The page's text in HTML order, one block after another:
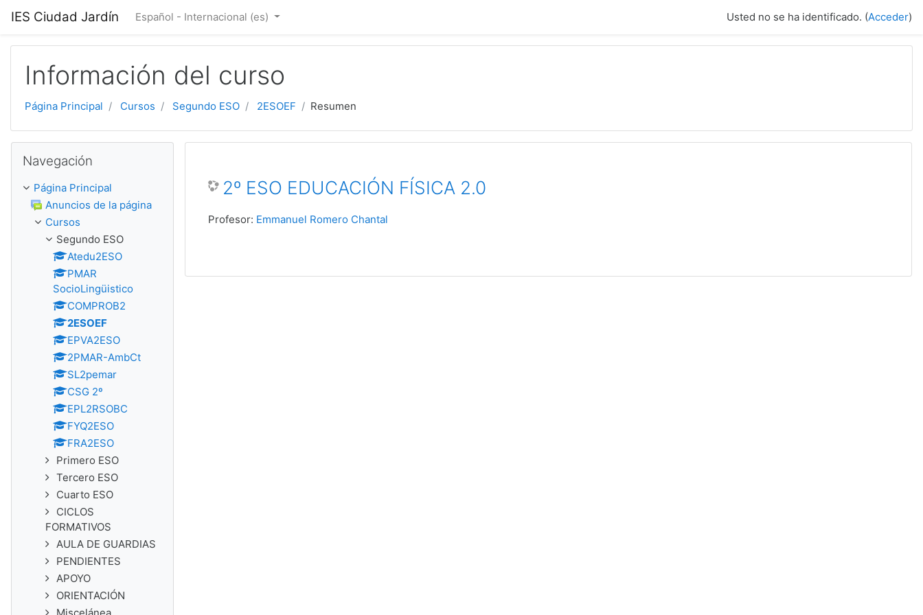
IES Ciudad Jardín Español - Internacional ‎(es)‎ Usted no se ha identificado. (Acceder)
Información del curso
Página Principal Cursos Segundo ESO 2ESOEF Resumen
2º ESO EDUCACIÓN FÍSICA 2.0
Profesor: Emmanuel Romero Chantal
Navegación
Página Principal
Anuncios de la página
Cursos
Segundo ESO
Atedu2ESO
PMAR
SocioLingüistico
COMPROB2
2ESOEF
EPVA2ESO
2PMAR-AmbCt
SL2pemar
CSG 2º
EPL2RSOBC
FYQ2ESO
FRA2ESO
Primero ESO
Tercero ESO
Cuarto ESO
CICLOS
FORMATIVOS
AULA DE GUARDIAS
PENDIENTES
APOYO
ORIENTACIÓN